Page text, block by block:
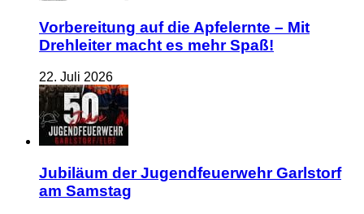
Vorbereitung auf die Apfelernte – Mit
Drehleiter macht es mehr Spaß!
22. Juli 2026
Jubiläum der Jugendfeuerwehr Garlstorf
am Samstag